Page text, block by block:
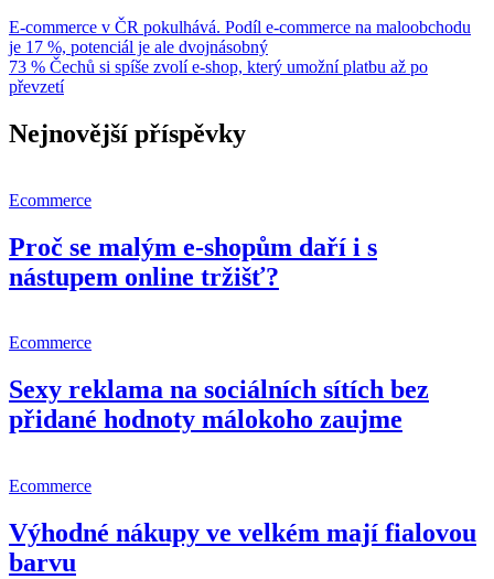
Navigace
pro
příspěvek
E-commerce v ČR pokulhává. Podíl e-commerce na maloobchodu
je 17 %, potenciál je ale dvojnásobný
73 % Čechů si spíše zvolí e-shop, který umožní platbu až po
převzetí
Nejnovější příspěvky
Ecommerce
Proč se malým e-shopům daří i s
nástupem online tržišť?
Ecommerce
Sexy reklama na sociálních sítích bez
přidané hodnoty málokoho zaujme
Ecommerce
Výhodné nákupy ve velkém mají fialovou
barvu